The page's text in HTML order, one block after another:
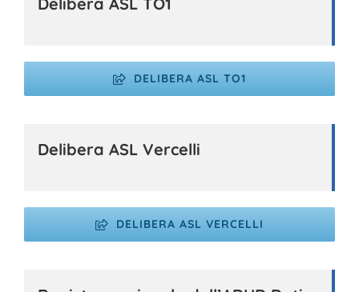
DELIBERA ASL TO1
Delibera ASL Vercelli
DELIBERA ASL VERCELLI